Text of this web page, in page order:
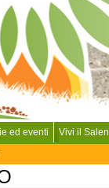
ed eventi
Vivi il